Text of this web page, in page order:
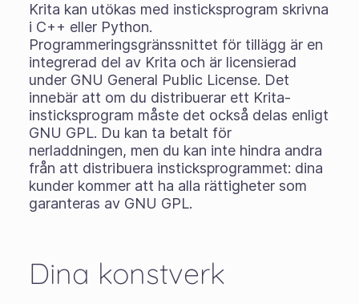
Krita kan utökas med insticksprogram skrivna
i C++ eller Python.
Programmeringsgränssnittet för tillägg är en
integrerad del av Krita och är licensierad
under GNU General Public License. Det
innebär att om du distribuerar ett Krita-
insticksprogram måste det också delas enligt
GNU GPL. Du kan ta betalt för
nerladdningen, men du kan inte hindra andra
från att distribuera insticksprogrammet: dina
kunder kommer att ha alla rättigheter som
garanteras av GNU GPL.
Dina konstverk